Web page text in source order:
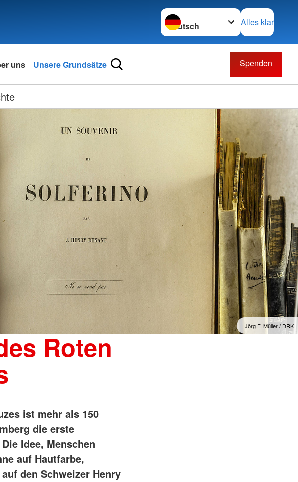
Sprache wechseln zu
Alles klar
uns Unsere Grundsätze Spenden
Jörg F. Müller / DRK
Roten
ist mehr als 150
die erste
Idee, Menschen
auf Hautfarbe,
den Schweizer Henry